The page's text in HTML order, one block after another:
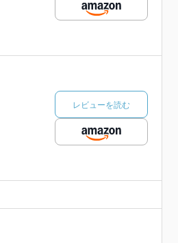
レビューを読む